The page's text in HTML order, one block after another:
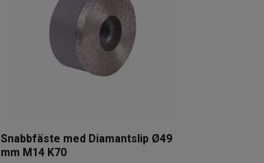
Snabbfäste med Diamantslip Ø49
mm M14 K70